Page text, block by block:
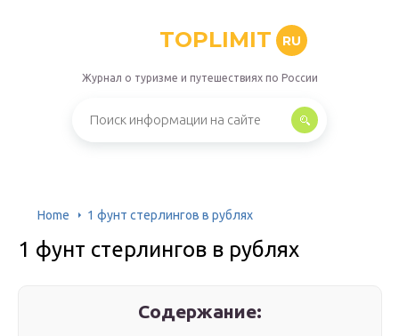
TOPLIMIT RU
Журнал о туризме и путешествиях по России
Home 1 фунт стерлингов в рублях
1 фунт стерлингов в рублях
Содержание: